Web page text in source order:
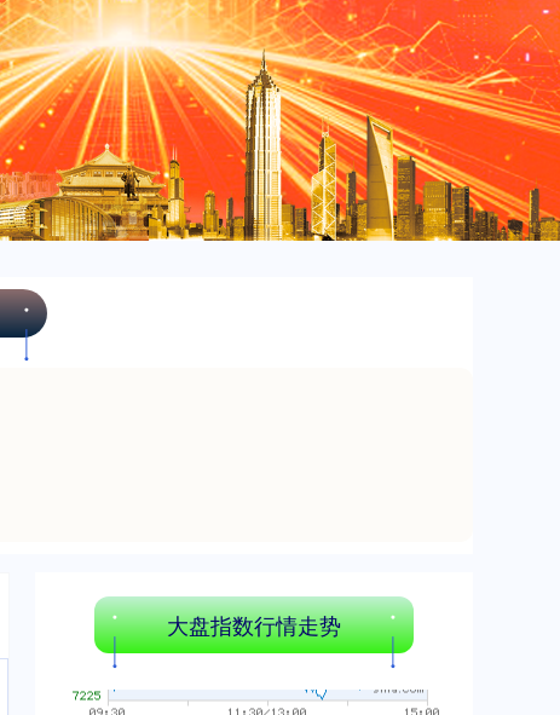
大盘指数行情走势
北证50 1122.88 +3.42 +0.30%
基金指数 7229.80 -1.63 -0.02%